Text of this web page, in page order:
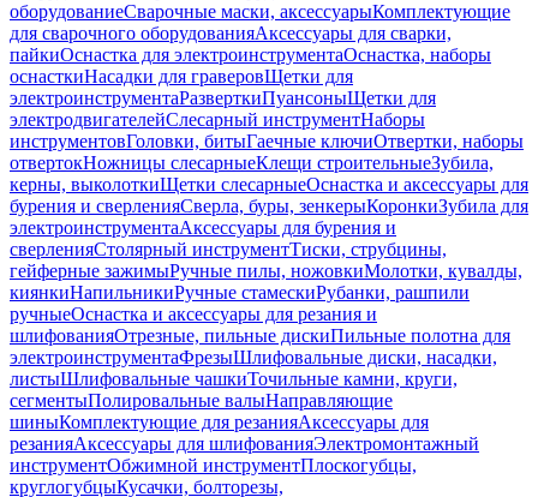
оборудованиеСварочные маски, аксессуарыКомплектующие
для сварочного оборудованияАксессуары для сварки,
пайкиОснастка для электроинструментаОснастка, наборы
оснасткиНасадки для граверовЩетки для
электроинструментаРазверткиПуансоныЩетки для
электродвигателейСлесарный инструментНаборы
инструментовГоловки, битыГаечные ключиОтвертки, наборы
отвертокНожницы слесарныеКлещи строительныеЗубила,
керны, выколоткиЩетки слесарныеОснастка и аксессуары для
бурения и сверленияСверла, буры, зенкерыКоронкиЗубила для
электроинструментаАксессуары для бурения и
сверленияСтолярный инструментТиски, струбцины,
гейферные зажимыРучные пилы, ножовкиМолотки, кувалды,
киянкиНапильникиРучные стамескиРубанки, рашпили
ручныеОснастка и аксессуары для резания и
шлифованияОтрезные, пильные дискиПильные полотна для
электроинструментаФрезыШлифовальные диски, насадки,
листыШлифовальные чашкиТочильные камни, круги,
сегментыПолировальные валыНаправляющие
шиныКомплектующие для резанияАксессуары для
резанияАксессуары для шлифованияЭлектромонтажный
инструментОбжимной инструментПлоскогубцы,
круглогубцыКусачки, болторезы,